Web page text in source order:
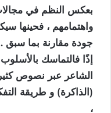
بعكس النظم في
واهتمامهم ، فحينها
جودة مقارنة بما سبق .
إذًا فالتماسك
الشاعر عبر نصوص
(الذاكرة) و طريقة
،